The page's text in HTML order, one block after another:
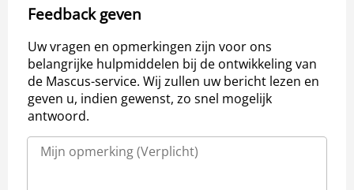
Feedback geven
Uw vragen en opmerkingen zijn voor ons
belangrijke hulpmiddelen bij de ontwikkeling van
de Mascus-service. Wij zullen uw bericht lezen en
geven u, indien gewenst, zo snel mogelijk
antwoord.